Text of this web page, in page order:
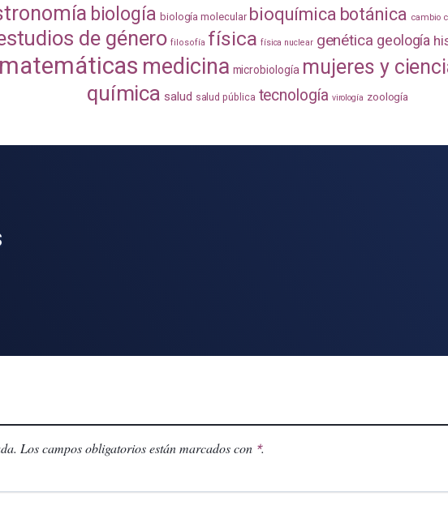
biología biología molecular bioquímica botánica cambio
de género filosofía física física nuclear genética geología
matemáticas medicina microbiología mujeres y
química salud salud pública tecnología virología zoología
Los campos obligatorios están marcados con *.